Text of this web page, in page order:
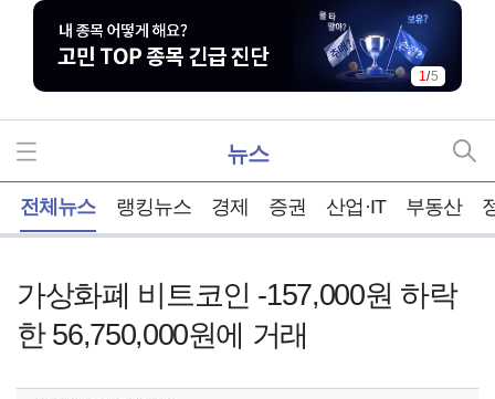
1/5
뉴스
전체뉴스 랭킹뉴스 경제 증권 산업·IT 부동산
가상화폐 비트코인 -157,000원 하락
한 56,750,000원에 거래